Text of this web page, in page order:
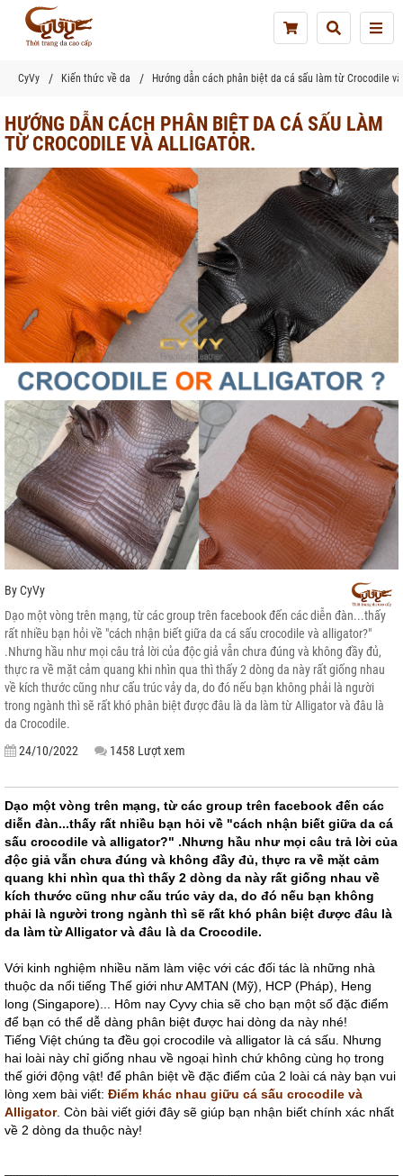
CyVy Kiến thức về da Hướng dẫn cách phân biệt da cá sấu làm từ Crocodile
HƯỚNG DẪN CÁCH PHÂN BIỆT DA CÁ SẤU LÀM
TỪ CROCODILE VÀ ALLIGATOR.
ByCyVy
Dạo một vòng trên mạng, từ các group trên facebook đến các diễn đàn...thấy
rất nhiều bạn hỏi về "cách nhận biết giữa da cá sấu crocodile và alligator?"
.Nhưng hầu như mọi câu trả lời của độc giả vẫn chưa đúng và không đầy đủ,
thực ra về mặt cảm quang khi nhìn qua thì thấy 2 dòng da này rất giống nhau
về kích thước cũng như cấu trúc vảy da, do đó nếu bạn không phải là người
trong ngành thì sẽ rất khó phân biệt được đâu là da làm từ Alligator và đâu là
da Crocodile.
24/10/2022
1458 Lượt xem
Dạo một vòng trên mạng, từ các group trên facebook đến các
diễn đàn...thấy rất nhiều bạn hỏi về "cách nhận biết giữa da cá
sấu crocodile và alligator?" .Nhưng hầu như mọi câu trả lời của
độc giả vẫn chưa đúng và không đầy đủ, thực ra về mặt cảm
quang khi nhìn qua thì thấy 2 dòng da này rất giống nhau về
kích thước cũng như cấu trúc vảy da, do đó nếu bạn không
phải là người trong ngành thì sẽ rất khó phân biệt được đâu là
da làm từ Alligator và đâu là da Crocodile.
Với kinh nghiệm nhiều năm làm việc với các đối tác là những nhà
thuộc da nổi tiếng Thế giới như AMTAN (Mỹ), HCP (Pháp), Heng
long (Singapore)... Hôm nay Cyvy chia sẽ cho bạn một số đặc điểm
để bạn có thể dễ dàng phân biệt được hai dòng da này nhé!
Tiếng Việt chúng ta đều gọi crocodile và alligator là cá sấu. Nhưng
hai loài này chỉ giống nhau về ngoại hình chứ không cùng họ trong
thế giới động vật! để phân biệt về đặc điểm của 2 loài cá này bạn vui
lòng xem bài viết: Điểm khác nhau giữu cá sấu crocodile và
Alligator. Còn bài viết giới đây sẽ giúp bạn nhận biết chính xác nhất
về 2 dòng da thuộc này!